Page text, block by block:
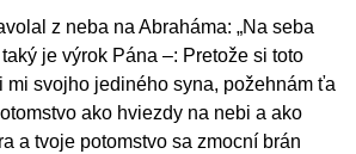
z neba na Abraháma: „Na seba
je výrok Pána –: Pretože si toto
mi svojho jediného syna, požehnám ťa
ako hviezdy na nebi a ako
a tvoje potomstvo sa zmocní brán